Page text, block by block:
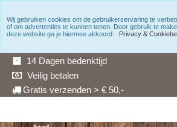
Snelle levering
14 Dagen bedenktijd
Veilig betalen
Gratis verzenden > € 50,-
Wij gebruiken cookies om de gebruikerservaring te
of om advertenties te kunnen tonen. Door gebruik te
deze website ga je hiermee akkoord.
Privacy &